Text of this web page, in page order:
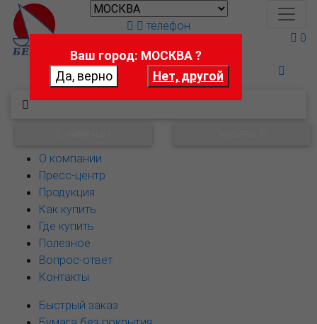
Поможем выбрать
телефон
0
О компании
Пресс-центр
Продукция
Как купить
Где купить
Полезное
Вопрос-ответ
Контакты
Быстрый заказ
Ваш город: МОСКВА ?